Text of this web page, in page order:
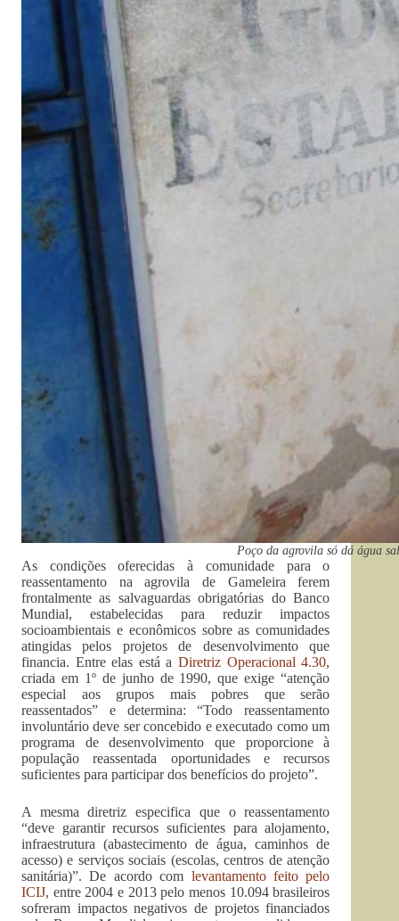
Poço da agrovila só dá água
As condições oferecidas à comunidade para o
reassentamento na agrovila de Gameleira ferem
frontalmente as salvaguardas obrigatórias do Banco
Mundial, estabelecidas para reduzir impactos
socioambientais e econômicos sobre as comunidades
atingidas pelos projetos de desenvolvimento que
financia. Entre elas está aDiretriz Operacional 4.30,
criada em 1º de junho de 1990, que exige “atenção
especial aos grupos mais pobres que serão
reassentados” e determina: “Todo reassentamento
involuntário deve ser concebido e executado como um
programa de desenvolvimento que proporcione à
população reassentada oportunidades e recursos
suficientes para participar dos benefícios do projeto”.
A mesma diretriz especifica que o reassentamento
“deve garantir recursos suficientes para alojamento,
infraestrutura (abastecimento de água, caminhos de
acesso) e serviços sociais (escolas, centros de atenção
sanitária)”. De acordo com levantamento feito pelo
ICIJ, entre 2004 e 2013 pelo menos 10.094 brasileiros
sofreram impactos negativos de projetos financiados